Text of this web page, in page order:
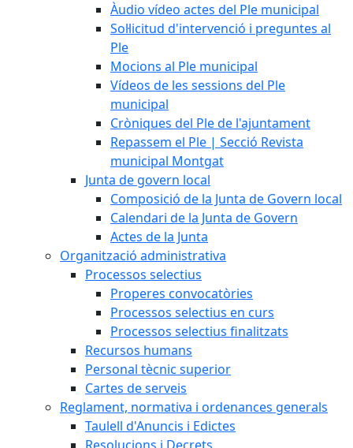
Àudio vídeo actes del Ple municipal
Sol·licitud d'intervenció i preguntes al
Ple
Mocions al Ple municipal
Vídeos de les sessions del Ple
municipal
Cròniques del Ple de l'ajuntament
Repassem el Ple | Secció Revista
municipal Montgat
Junta de govern local
Composició de la Junta de Govern local
Calendari de la Junta de Govern
Actes de la Junta
Organització administrativa
Processos selectius
Properes convocatòries
Processos selectius en curs
Processos selectius finalitzats
Recursos humans
Personal tècnic superior
Cartes de serveis
Reglament, normativa i ordenances generals
Taulell d'Anuncis i Edictes